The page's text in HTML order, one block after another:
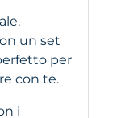
un set
per
con te.
i